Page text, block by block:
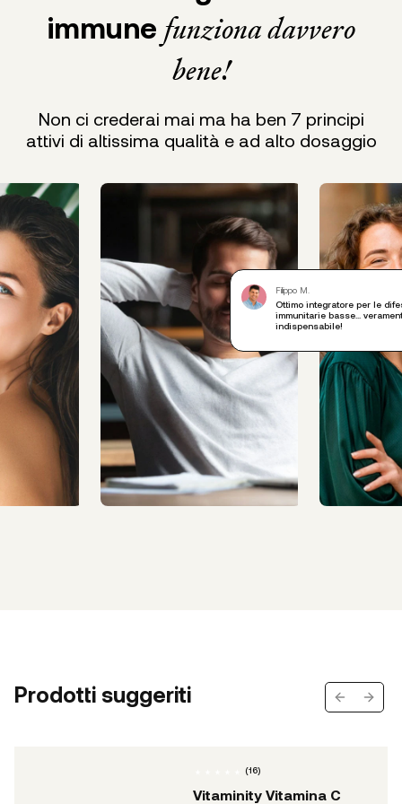
immune funziona davvero
bene!
Non ci crederai mai ma ha ben 7 principi
attivi di altissima qualità e ad alto dosaggio
Filippo M.
Ottimo integratore per le
immunitarie basse...
indispensabile!
Prodotti suggeriti Previous
Next
(16)
Vitaminity Vitamina C